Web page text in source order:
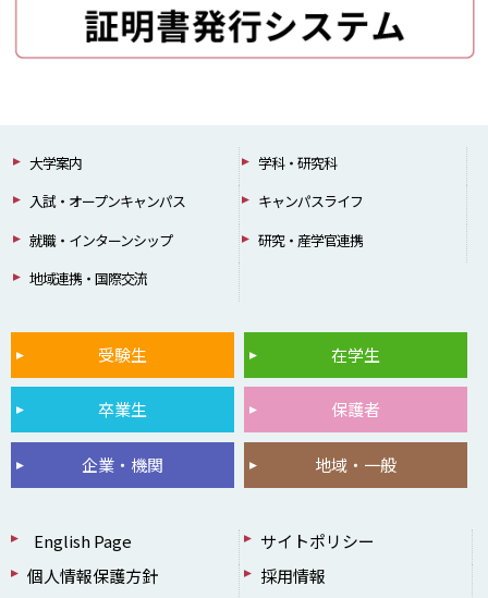
大学案内
学科・研究科
入試・オープンキャンパス
キャンパスライフ
就職・インターンシップ
研究・産学官連携
地域連携・国際交流
受験生 在学生
卒業生 保護者
企業・機関 地域・一般
English Page
サイトポリシー
個人情報保護方針
採用情報